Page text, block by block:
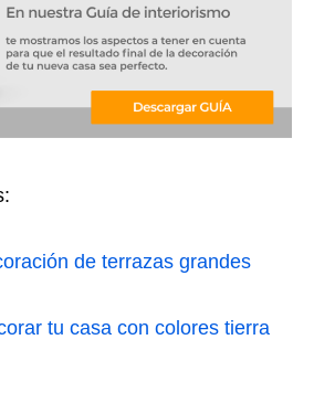
de terrazas grandes
tu casa con colores tierra